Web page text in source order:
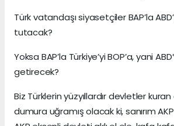
Türk vatandaşı siyasetçiler BAP’la
tutacak?
Yoksa BAP’la Türkiye’yi BOP’a, yani
getirecek?
Biz Türklerin yüzyıllardır devletler
dumura uğramış olacak ki, sanırım